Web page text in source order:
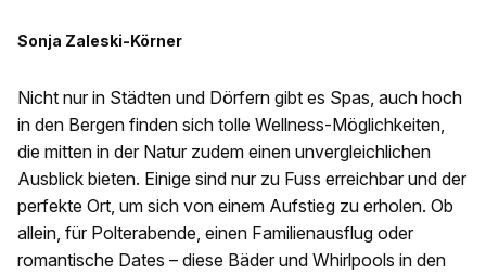
Sonja Zaleski-Körner
Nicht nur in Städten und Dörfern gibt es Spas, auch hoch
in den Bergen finden sich tolle Wellness-Möglichkeiten,
die mitten in der Natur zudem einen unvergleichlichen
Ausblick bieten. Einige sind nur zu Fuss erreichbar und der
perfekte Ort, um sich von einem Aufstieg zu erholen. Ob
allein, für Polterabende, einen Familienausflug oder
romantische Dates – diese Bäder und Whirlpools in den